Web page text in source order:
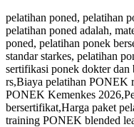
pelatihan poned, pelatihan
pelatihan poned adalah,
poned, pelatihan ponek
standar starkes, pelatihan
sertifikasi ponek dokter
rs,Biaya pelatihan PONEK
PONEK Kemenkes
bersertifikat,Harga paket
training PONEK blended